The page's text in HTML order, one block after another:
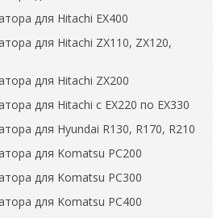
для Hitachi EX400
для Hitachi ZX110, ZX120,
для Hitachi ZX200
для Hitachi с EX220 по EX330
для Hyundai R130, R170, R210
для Komatsu PC200
для Komatsu PC300
для Komatsu PC400